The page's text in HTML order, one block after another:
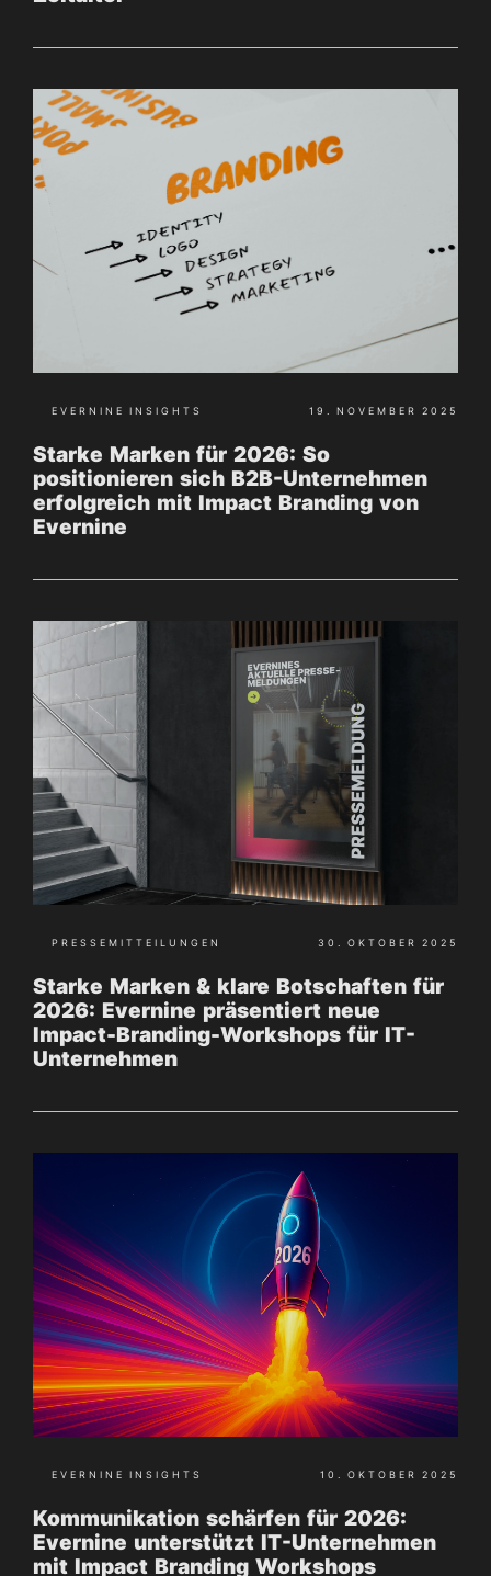
Starke Marken für 2026: So
positionieren sich B2B-Unternehmen
erfolgreich mit Impact Branding von
Evernine
EVERNINE INSIGHTS 19. NOVEMBER 2025
Starke Marken & klare Botschaften für
2026: Evernine präsentiert neue
Impact-Branding-Workshops für IT-
Unternehmen
PRESSEMITTEILUNGEN 30. OKTOBER 2025
Kommunikation schärfen für 2026:
Evernine unterstützt IT-Unternehmen
mit Impact Branding Workshops
EVERNINE INSIGHTS 10. OKTOBER 2025